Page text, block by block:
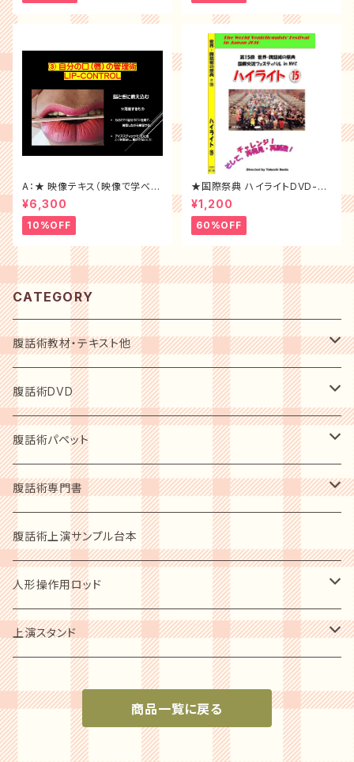
A：★ 映像テキス（映像で学べる
DVDのみ）
¥6,300
10%OFF
★国際祭典 ハイライトDVD-20
16年
¥1,200
60%OFF
CATEGORY
腹話術教材・テキスト他
初心者用入門テキスト
指導者用テキスト
上演必需品
人形スタント
ステージカーテン
音響セット
腹話術DVD
初心者用入門DVD
レベルアップショーDVD
指導者の手ほどき 2枚組
腹話術パペット
動物ソフトパッペト
人型人形
人型パペット
ショーアップ商品
パペットシューズ
腹話術専門書
腹話術愛好者用
歴史写真集
腹話術の歴史他
指導者用ガイドブック
腹話術上演サンプル台本
人形操作用ロッド
ソフトパッペト用
小型人形用
小型～中型パペット用
上演スタンド
上演必需品
人形スタンド
商品一覧に戻る